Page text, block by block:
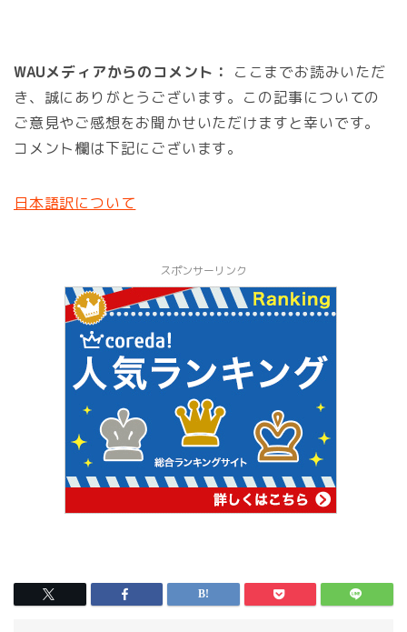
WAUメディアからのコメント：
ここまでお読みいただ
き、誠にありがとうございます。この記事についての
ご意見やご感想をお聞かせいただけますと幸いです。
コメント欄は下記にございます。
日本語訳について
スポンサーリンク